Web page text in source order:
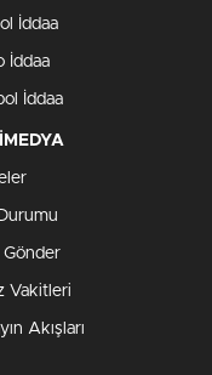
İddaa
İddaa
İddaa
Gönder
Vakitleri
Akışları